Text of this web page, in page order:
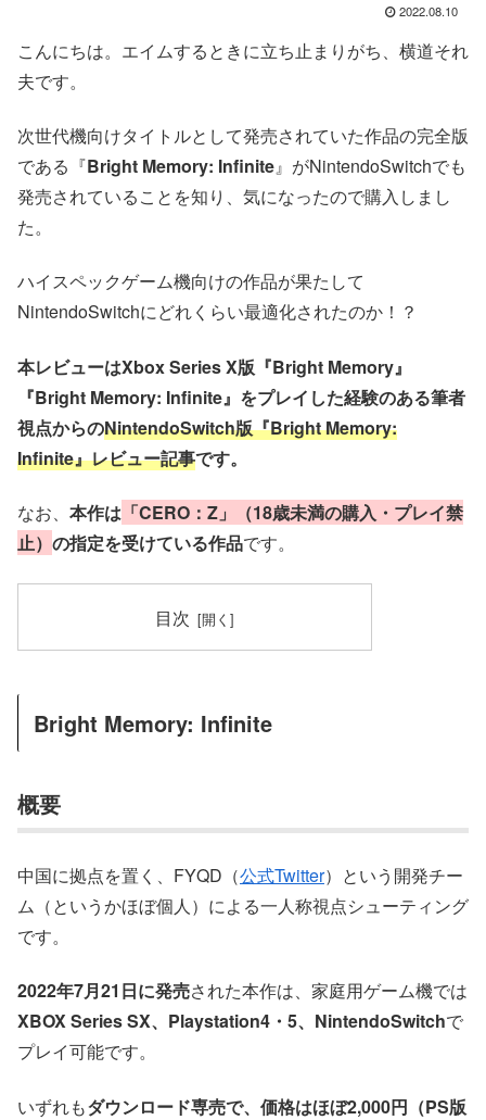
2022.08.10
こんにちは。エイムするときに立ち止まりがち、横道それ
夫です。
次世代機向けタイトルとして発売されていた作品の完全版
である『Bright Memory: Infinite』がNintendoSwitchでも
発売されていることを知り、気になったので購入しまし
た。
ハイスペックゲーム機向けの作品が果たして
NintendoSwitchにどれくらい最適化されたのか！？
本レビューはXbox Series X版『Bright Memory』
『Bright Memory: Infinite』 をプレイした経験のある筆者
視点からのNintendoSwitch版『Bright Memory:
Infinite』レビュー記事です。
なお、 本作は 「CERO：Z」（18歳未満の購入・プレイ禁
止） の指定を受けている作品です。
目次
Bright Memory: Infinite
概要
中国に拠点を置く、FYQD（公式Twitter）という開発チー
ム（というかほぼ個人）による一人称視点シューティング
です。
2022年7月21日に発売された本作は、家庭用ゲーム機では
XBOX Series SX、Playstation4・5、NintendoSwitchで
プレイ可能です。
いずれもダウンロード専売で、価格はほぼ2,000円（PS版